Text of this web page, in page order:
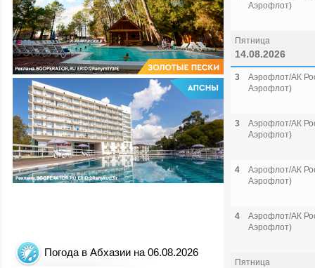
Погода в Абхазии на 06.08.2026
Аэрофлот)
Пятница
14.08.2026
3
Аэрофлот/АК
Аэрофлот)
3
Аэрофлот/АК
Аэрофлот)
4
Аэрофлот/АК
Аэрофлот)
4
Аэрофлот/АК
Аэрофлот)
Пятница